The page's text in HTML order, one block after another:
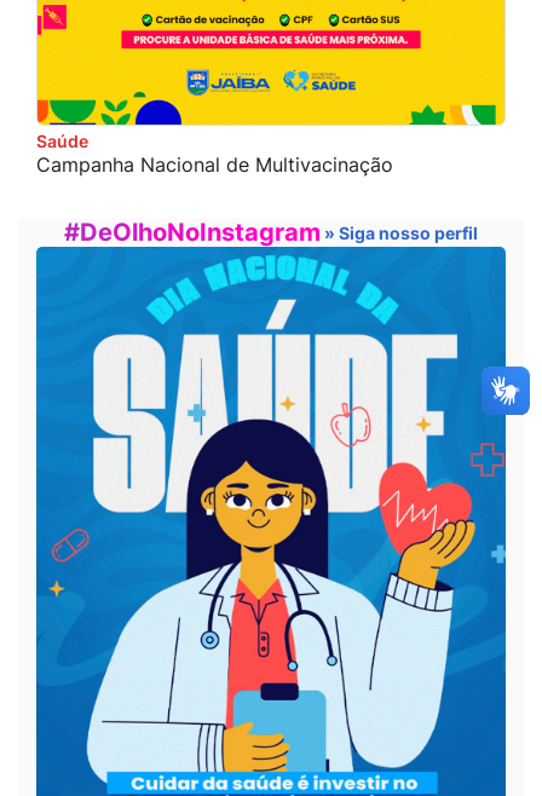
Saúde
Campanha Nacional de Multivacinação
#DeOlhoNoInstagram » Siga nosso perfil